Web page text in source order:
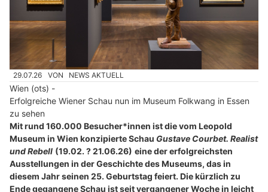
29.07.26 VON NEWS AKTUELL
Wien (ots) -
Erfolgreiche Wiener Schau nun im Museum Folkwang in Essen
zu sehen
Mit rund 160.000 Besucher*innen ist die vom Leopold
Museum in Wien konzipierte Schau Gustave Courbet. Realist
und Rebell (19.02. ? 21.06.26) eine der erfolgreichsten
Ausstellungen in der Geschichte des Museums, das in
diesem Jahr seinen 25. Geburtstag feiert. Die kürzlich zu
Ende gegangene Schau ist seit vergangener Woche in leicht